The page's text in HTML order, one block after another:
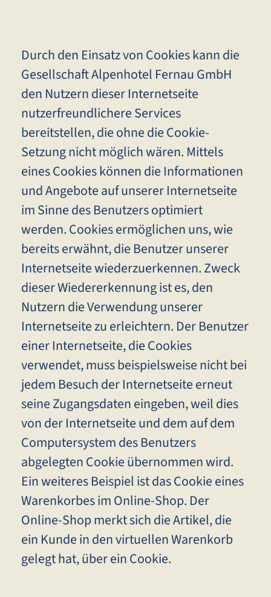
Durch den Einsatz von Cookies kann die
Gesellschaft Alpenhotel Fernau GmbH
den Nutzern dieser Internetseite
nutzerfreundlichere Services
bereitstellen, die ohne die Cookie-
Setzung nicht möglich wären. Mittels
eines Cookies können die Informationen
und Angebote auf unserer Internetseite
im Sinne des Benutzers optimiert
werden. Cookies ermöglichen uns, wie
bereits erwähnt, die Benutzer unserer
Internetseite wiederzuerkennen. Zweck
dieser Wiedererkennung ist es, den
Nutzern die Verwendung unserer
Internetseite zu erleichtern. Der Benutzer
einer Internetseite, die Cookies
verwendet, muss beispielsweise nicht bei
jedem Besuch der Internetseite erneut
seine Zugangsdaten eingeben, weil dies
von der Internetseite und dem auf dem
Computersystem des Benutzers
abgelegten Cookie übernommen wird.
Ein weiteres Beispiel ist das Cookie eines
Warenkorbes im Online-Shop. Der
Online-Shop merkt sich die Artikel, die
ein Kunde in den virtuellen Warenkorb
gelegt hat, über ein Cookie.